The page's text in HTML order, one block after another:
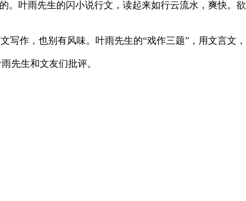
叶雨先生的闪小说行文，读起来如行云流水，爽快。
作，也别有风味。叶雨先生的“戏作三题”，用文言文，
先生和文友们批评。